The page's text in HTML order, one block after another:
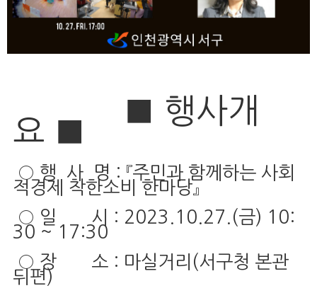
■ 행사개
요 ■
○ 행 사 명 : 『주민과 함께하는 사회
적경제 착한소비 한마당』
○ 일 시 : 2023.10.27.(금) 10:
30 ~ 17:30
○ 장 소 : 마실거리(서구청 본관
뒤편)